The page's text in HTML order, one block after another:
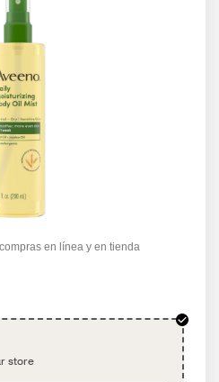
en línea y en tienda
store